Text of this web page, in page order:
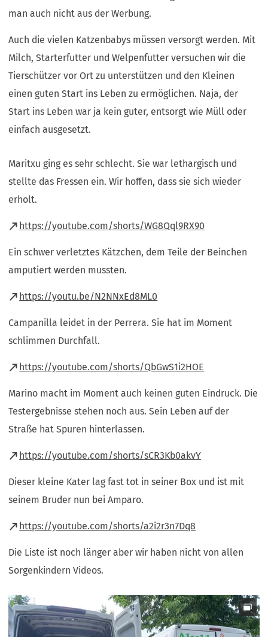
man auch nicht aus der Werbung.
Auch die vielen Katzenbabys müssen versorgt werden. Mit
Milch, Starterfutter und Welpenfutter versuchen wir die
Tierschützer vor Ort zu unterstützen und den Kleinen
einen guten Start ins Leben zu ermöglichen. Naja, der
Start ins Leben war ja kein guter, entsorgt wie Müll oder
einfach ausgesetzt.
Maritxu ging es sehr schlecht. Sie war lethargisch und
stellte das Fressen ein. Wir hoffen, dass sie sich wieder
erholt.
https://youtube.com/shorts/WG8Qql9RX90
(Öffnet
neuen
Tab)
Ein schwer verletztes Kätzchen, dem Teile der Beinchen
amputiert werden mussten.
https://youtu.be/N2NNxEd8ML0
(Öffnet
Tab)
Campanilla leidet in der Perrera. Sie hat im Moment
schlimmen Durchfall.
https://youtube.com/shorts/QbGwS1i2HOE
(Öffnet
Marino macht im Moment auch keinen guten Eindruck. Die
Testergebnisse stehen noch aus. Sein Leben auf der
Straße hat Spuren hinterlassen.
https://youtube.com/shorts/sCR3Kb0akvY
(Öffnet
Tab)
Dieser kleine Kater lag fast tot in seiner Box und ist mit
seinem Bruder nun bei Amparo.
https://youtube.com/shorts/a2i2r3n7Dq8
(Öffnet
neuen
Tab)
Die Liste ist noch länger aber wir haben nicht von allen
Sorgenkindern Videos.